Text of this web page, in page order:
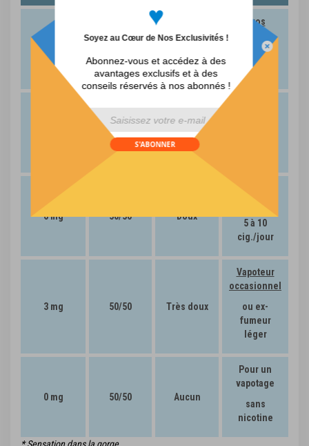
div id="mp-popup-template5">
♥
Soyez au Cœur de Nos Exclusivités !
Abonnez-vous et accédez à des
avantages exclusifs et à des
conseils réservés à nos abonnés !
S'ABONNER
16 mg
Gros
fumeur
+ de 20
cig./jour
50/50 Modéré
6 mg 50/50 Doux
Fumeur
léger
5 à 10
cig./jour
3 mg 50/50 Très doux
Vapoteur
occasionnel
ou ex-
fumeur
léger
0 mg 50/50 Aucun
Pour un
vapotage
sans
nicotine
* Sensation dans la gorge.